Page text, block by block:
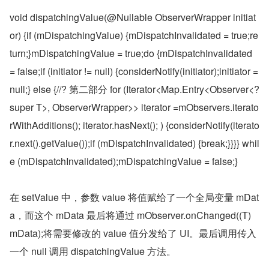
void dispatchingValue(@Nullable ObserverWrapper initiat
or) {if (mDispatchingValue) {mDispatchInvalidated = true;re
turn;}mDispatchingValue = true;do {mDispatchInvalidated
= false;if (initiator != null) {considerNotify(initiator);initiator =
null;} else {//? 第二部分 for (Iterator<Map.Entry<Observer<?
super T>, ObserverWrapper>> iterator =mObservers.iterato
rWithAdditions(); iterator.hasNext(); ) {considerNotify(iterato
r.next().getValue());if (mDispatchInvalidated) {break;}}}} whil
e (mDispatchInvalidated);mDispatchingValue = false;}
在 setValue 中，参数 value 将值赋给了一个全局变量 mDat
a，而这个 mData 最后将通过 mObserver.onChanged((T)
mData);将需要修改的 value 值分发给了 UI。最后调用传入
一个 null 调用 dispatchingValue 方法。